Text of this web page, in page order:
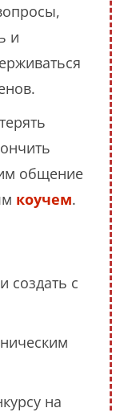
и
общение
коучем.
создать с
на